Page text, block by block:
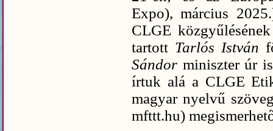
Expo), március
CLGE
tartott Tarlós István
Sándor miniszter úr
írtuk alá a CLGE
magyar nyelvű
mfttt.hu)